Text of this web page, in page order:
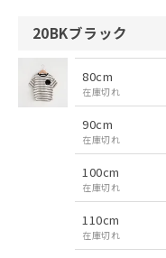
20BKブラック
80cm
在庫切れ
90cm
在庫切れ
100cm
在庫切れ
110cm
在庫切れ